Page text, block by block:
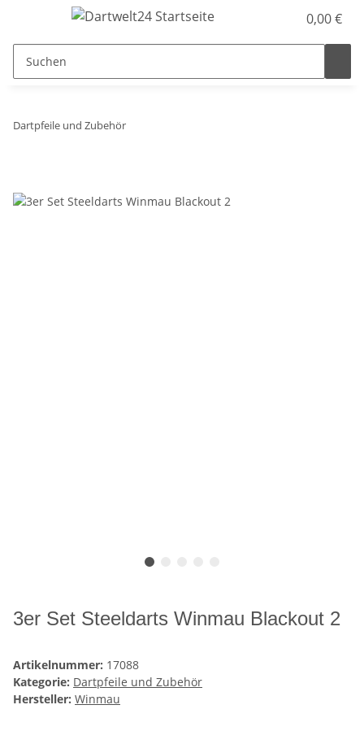
0,00 €
Dartpfeile und Zubehör
3er Set Steeldarts Winmau Blackout 2
Artikelnummer: 17088
Kategorie: Dartpfeile und Zubehör
Hersteller: Winmau